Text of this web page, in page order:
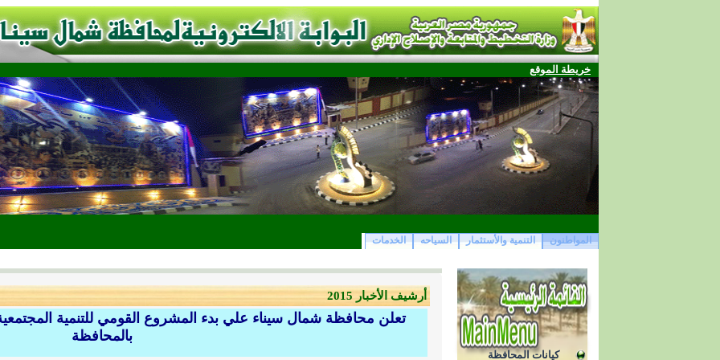
خريطة الموقع
المواطنون التنمية والأستثمار السياحه الخدمات
كيانات المحافظة
أرشيف الأخبار 2015
تعلن محافظة شمال سيناء علي بدء المشروع القومي للتنمية
بالمحافظة